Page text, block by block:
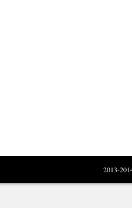
2013-